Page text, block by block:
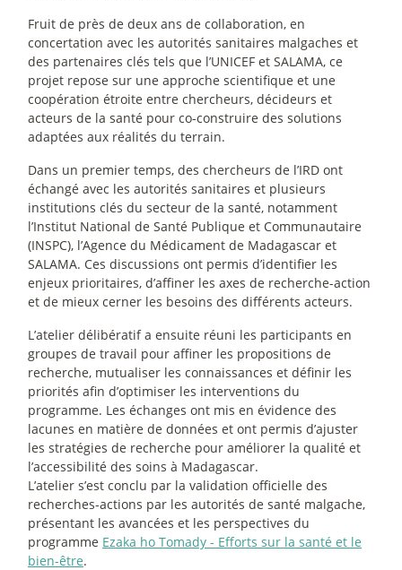
Fruit de près de deux ans de collaboration, en
concertation avec les autorités sanitaires malgaches et
des partenaires clés tels que l’UNICEF et SALAMA, ce
projet repose sur une approche scientifique et une
coopération étroite entre chercheurs, décideurs et
acteurs de la santé pour co-construire des solutions
adaptées aux réalités du terrain.
Dans un premier temps, des chercheurs de l’IRD ont
échangé avec les autorités sanitaires et plusieurs
institutions clés du secteur de la santé, notamment
l’Institut National de Santé Publique et Communautaire
(INSPC), l’Agence du Médicament de Madagascar et
SALAMA. Ces discussions ont permis d’identifier les
enjeux prioritaires, d’affiner les axes de recherche-action
et de mieux cerner les besoins des différents acteurs.
L’atelier délibératif a ensuite réuni les participants en
groupes de travail pour affiner les propositions de
recherche, mutualiser les connaissances et définir les
priorités afin d’optimiser les interventions du
programme. Les échanges ont mis en évidence des
lacunes en matière de données et ont permis d’ajuster
les stratégies de recherche pour améliorer la qualité et
l’accessibilité des soins à Madagascar.
L’atelier s’est conclu par la validation officielle des
recherches-actions par les autorités de santé malgache,
présentant les avancées et les perspectives du
programme Ezaka ho Tomady - Efforts sur la santé et le
bien-être.